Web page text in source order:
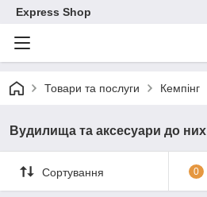
Express Shop
Товари та послуги Кемпінг
Вудилища та аксесуари до них
Сортування 0